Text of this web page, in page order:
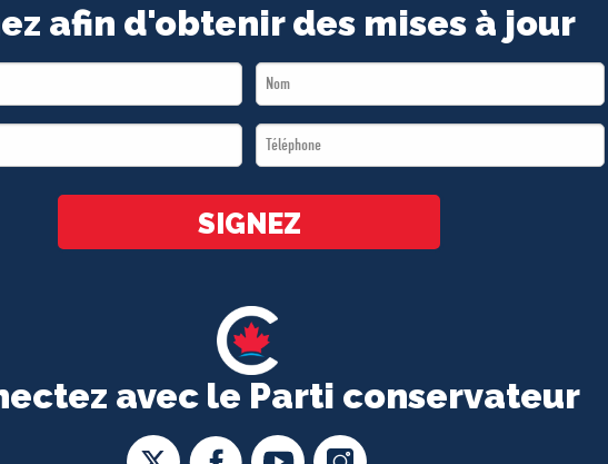
avec le Parti conservateur
afin d'obtenir des mises à jour
Last
Name
Téléphone
*
SIGNEZ